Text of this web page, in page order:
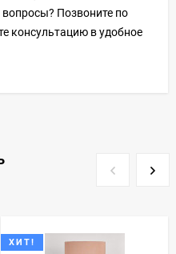
Позвоните по
консультацию в удобное
ХИТ!